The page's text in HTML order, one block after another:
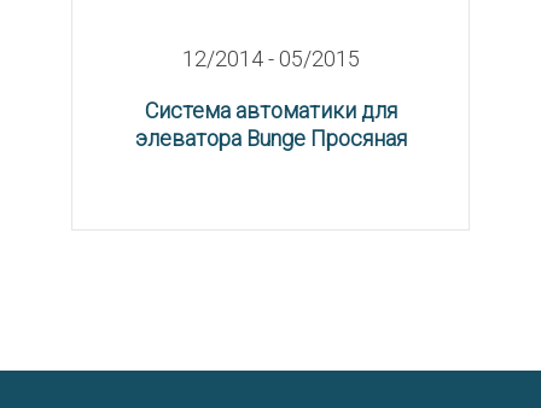
12/2014 - 05/2015
Система автоматики для
элеватора Bunge Просяная